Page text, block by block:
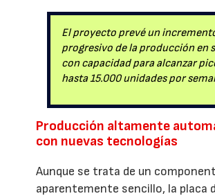
El proyecto prevé un
progresivo de la producción en
con capacidad para alcanzar
hasta 15.000 unidades por
Producción altamente
con nuevas tecnologías
Aunque se trata de un
aparentemente sencillo, la placa